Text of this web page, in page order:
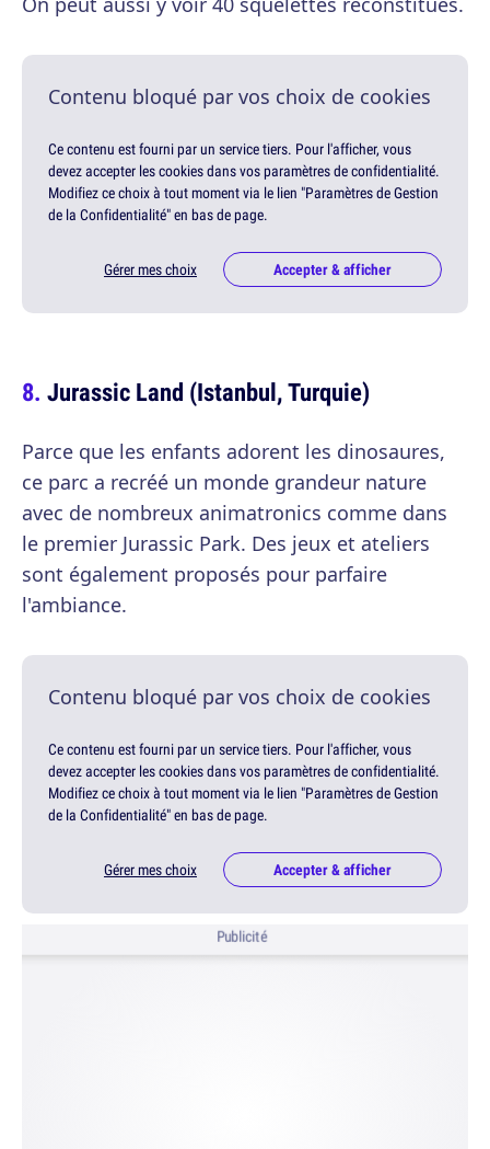
Contenu bloqué par vos choix de cookies
Ce contenu est fourni par un service tiers. Pour l'afficher, vous
devez accepter les cookies dans vos paramètres de confidentialité.
Modifiez ce choix à tout moment via le lien "Paramètres de Gestion
de la Confidentialité" en bas de page.
Gérer mes choix Accepter & afficher
Jurassic Land (Istanbul, Turquie)
Parce que les enfants adorent les dinosaures,
ce parc a recréé un monde grandeur nature
avec de nombreux animatronics comme dans
le premier Jurassic Park. Des jeux et ateliers
sont également proposés pour parfaire
l'ambiance.
Contenu bloqué par vos choix de cookies
Ce contenu est fourni par un service tiers. Pour l'afficher, vous
devez accepter les cookies dans vos paramètres de confidentialité.
Modifiez ce choix à tout moment via le lien "Paramètres de Gestion
de la Confidentialité" en bas de page.
Gérer mes choix Accepter & afficher
Publicité